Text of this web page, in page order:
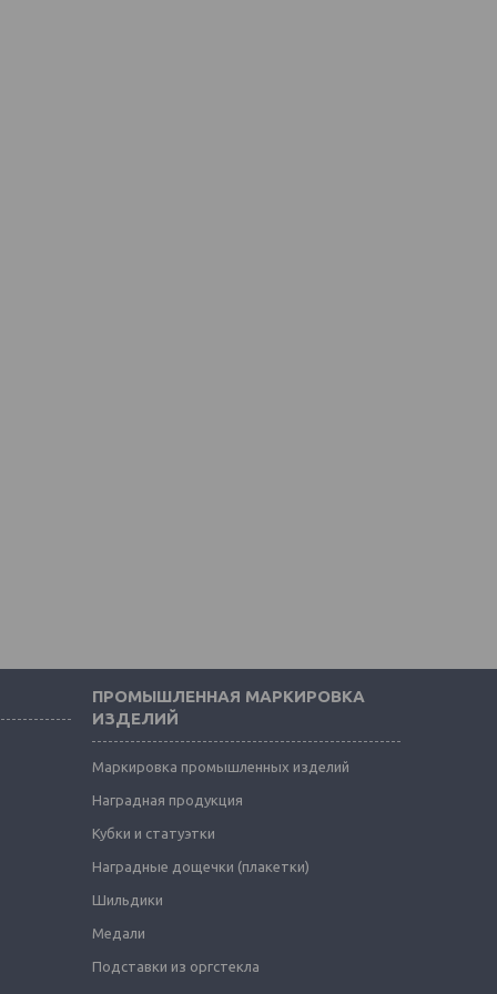
ПРОМЫШЛЕННАЯ МАРКИРОВКА
ИЗДЕЛИЙ
Маркировка промышленных изделий
Наградная продукция
Кубки и статуэтки
Наградные дощечки (плакетки)
Шильдики
Медали
Подставки из оргстекла